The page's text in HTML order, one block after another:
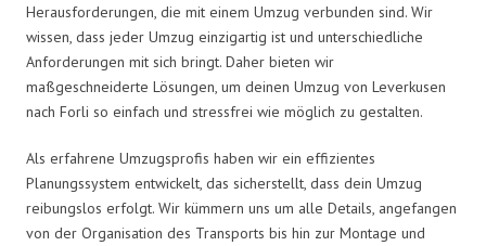
Herausforderungen, die mit einem Umzug verbunden sind. Wir
wissen, dass jeder Umzug einzigartig ist und unterschiedliche
Anforderungen mit sich bringt. Daher bieten wir
maßgeschneiderte Lösungen, um deinen Umzug von Leverkusen
nach Forli so einfach und stressfrei wie möglich zu gestalten.
Als erfahrene Umzugsprofis haben wir ein effizientes
Planungssystem entwickelt, das sicherstellt, dass dein Umzug
reibungslos erfolgt. Wir kümmern uns um alle Details, angefangen
von der Organisation des Transports bis hin zur Montage und